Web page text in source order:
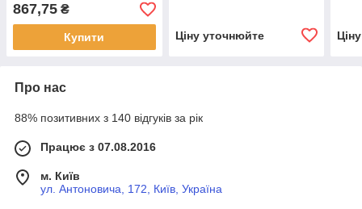
867,75 ₴
Купити Ціну уточнюйте
Про нас
88% позитивних з 140 відгуків за рік
Працює з 07.08.2016
м. Київ
ул. Антоновича, 172, Київ, Україна